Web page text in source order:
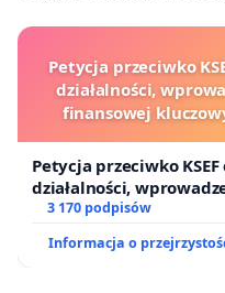
Petycja przeciwko
działalności,
finansowej
Petycja przeciwko
działalności,
finansowej kluczowych
3 170 podpisów
Informacja o